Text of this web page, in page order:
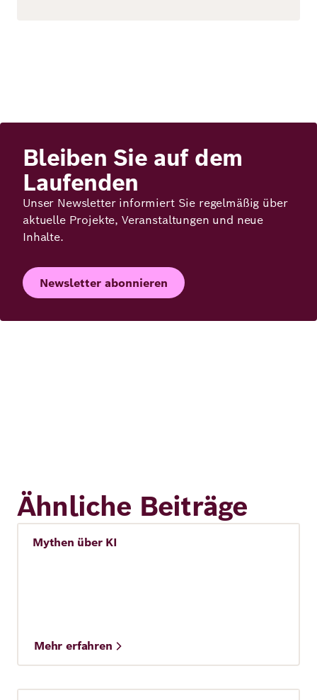
Bleiben Sie auf dem
Laufenden
Unser Newsletter informiert Sie regelmäßig über
aktuelle Projekte, Veranstaltungen und neue
Inhalte.
Newsletter abonnieren
Ähnliche Beiträge
Künstliche Intelligenz (KI)
Mythen über KI
Mehr erfahren